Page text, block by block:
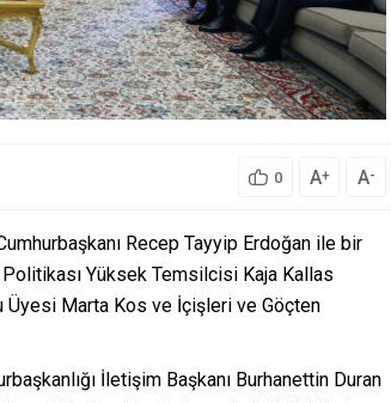
0 A+ A-
Recep Tayyip Erdoğan ile bir
Yüksek Temsilcisi Kaja Kallas
Üyesi Marta Kos ve İçişleri ve Göçten
İletişim Başkanı Burhanettin Duran